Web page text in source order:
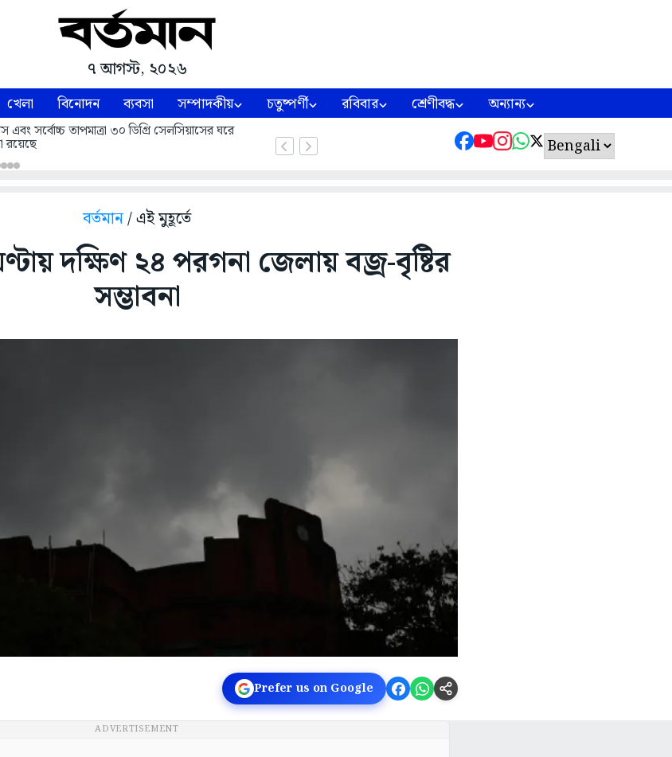
৭ আগস্ট, ২০২৬
খেলা বিনোদন ব্যবসা সম্পাদকীয় চতুষ্পর্ণী রবিবার শ্রেণীবদ্ধ অন্যান্য
সর্বোচ্চ তাপমাত্রা ৩০ ডিগ্রি সেলসিয়াসের ঘরে
রয়েছে
বর্তমান/ এই মুহূর্তে
দক্ষিণ ২৪ পরগনা জেলায় বজ্র-বৃষ্টির
সম্ভাবনা
Prefer us on Google
ADVERTISEMENT